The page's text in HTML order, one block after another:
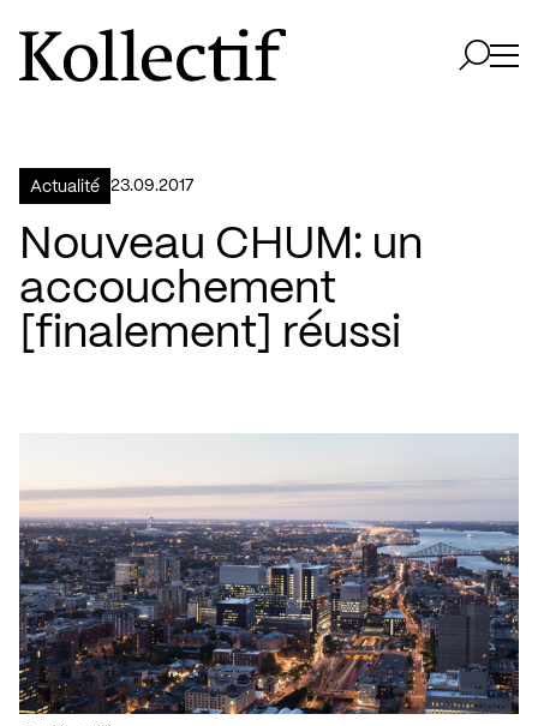
Aller à la page d'accueil
Logo Kollectif
Actualité 23.09.2017
Nouveau CHUM: un
accouchement
[finalement] réussi